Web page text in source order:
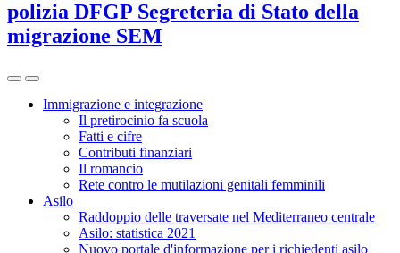
polizia DFGP Segreteria di Stato della
migrazione SEM
Immigrazione e integrazione
Il pretirocinio fa scuola
Fatti e cifre
Contributi finanziari
Il romancio
Rete contro le mutilazioni genitali femminili
Asilo
Raddoppio delle traversate nel Mediterraneo centrale
Asilo: statistica 2021
Nuovo portale d'informazione per i richiedenti asilo